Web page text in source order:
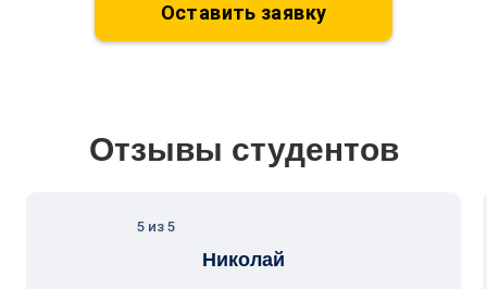
Оставить заявку
Отзывы студентов
5 из 5
Николай